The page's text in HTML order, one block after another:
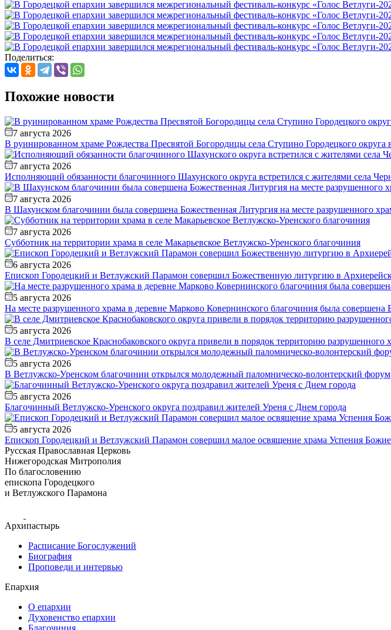
Поделиться:
Похожие новости
7 августа 2026
В руинированном храме Рождества Пресвятой Богородицы села Ступино Городецкого округа
7 августа 2026
Исполняющий обязанности благочинного Шахунского округа встретился с жителями села
7 августа 2026
В Шахунском благочинии была совершена Божественная Литургия на месте разрушенного
7 августа 2026
Субботник на территории храма в селе Макарьевское Ветлужско-Уренского благочиния
6 августа 2026
Епископ Городецкий и Ветлужский Парамон совершил Божественную литургию в
5 августа 2026
На месте разрушенного храма в деревне Марково Ковернинского благочиния была совершена
5 августа 2026
В селе Дмитриевское Краснобаковского округа привели в порядок территорию разрушенного
5 августа 2026
В Ветлужско-Уренском благочинии открылся молодежный паломническо-волонтерский форум
5 августа 2026
Благочинный Ветлужско-Уренского округа поздравил жителей Уреня с Днем города
5 августа 2026
Епископ Городецкий и Ветлужский Парамон совершил малое освящение храма Успения
Русская Православная Церковь
Нижегородская Митрополия
По благословению
епископа Городецкого
и Ветлужского Парамона
Архипастырь
Расписание Богослужений
Биография
Проповеди и интервью
Епархия
О епархии
Духовенство епархии
Благочиния